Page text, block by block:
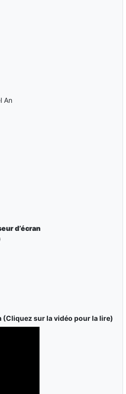
An
d’écran
(Cliquez sur la vidéo pour la lire)